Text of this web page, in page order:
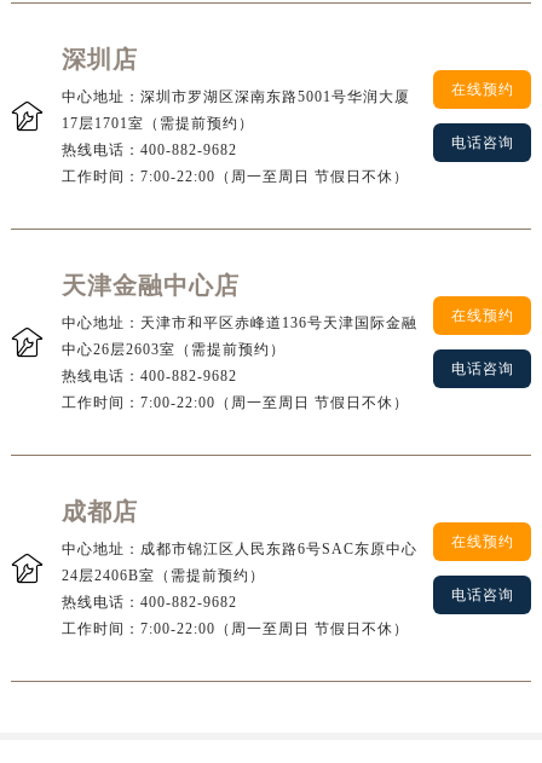

深圳店
中心地址：深圳市罗湖区深南东路5001号华润大厦
17层1701室（需提前预约）
热线电话：400-882-9682
工作时间：7:00-22:00（周一至周日 节假日不休）
在线预约
电话咨询

天津金融中心店
中心地址：天津市和平区赤峰道136号天津国际金融
中心26层2603室（需提前预约）
热线电话：400-882-9682
工作时间：7:00-22:00（周一至周日 节假日不休）
在线预约
电话咨询

成都店
中心地址：成都市锦江区人民东路6号SAC东原中心
24层2406B室（需提前预约）
热线电话：400-882-9682
工作时间：7:00-22:00（周一至周日 节假日不休）
在线预约
电话咨询